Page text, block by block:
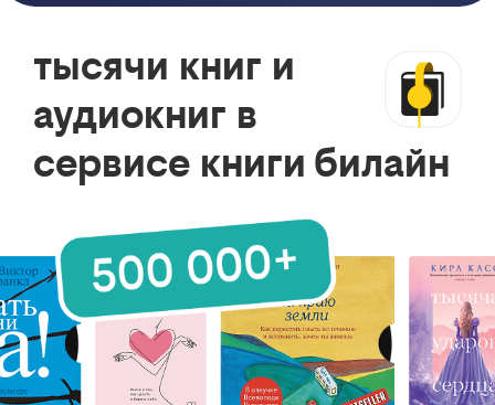
тысячи книг и
аудиокниг в
сервисе книги билайн